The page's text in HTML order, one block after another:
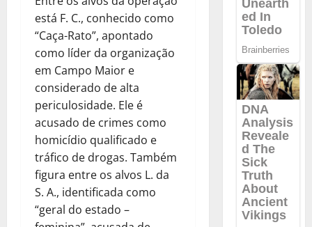
está F. C., conhecido como
“Caça-Rato”, apontado
como líder da organização
em Campo Maior e
considerado de alta
periculosidade. Ele é
acusado de crimes como
homicídio qualificado e
tráfico de drogas. Também
figura entre os alvos L. da
S. A., identificada como
“geral do estado –